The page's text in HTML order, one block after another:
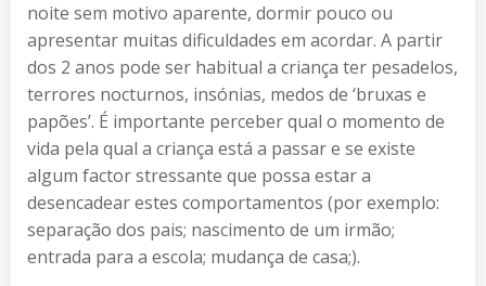
noite sem motivo aparente, dormir pouco ou
apresentar muitas dificuldades em acordar. A partir
dos 2 anos pode ser habitual a criança ter pesadelos,
terrores nocturnos, insónias, medos de ‘bruxas e
papões’. É importante perceber qual o momento de
vida pela qual a criança está a passar e se existe
algum factor stressante que possa estar a
desencadear estes comportamentos (por exemplo:
separação dos pais; nascimento de um irmão;
entrada para a escola; mudança de casa;).